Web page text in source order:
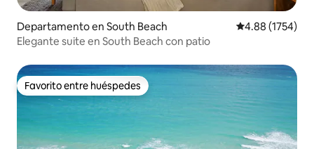
Departamento en South Beach Calificación
4.88 (1754)
Elegante suite en South Beach con patio
Favorito entre huéspedes
Favorito entre huéspedes